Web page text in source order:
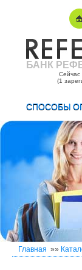
БАНК
Сейчас
(1
СПОСОБЫ
Главная »»